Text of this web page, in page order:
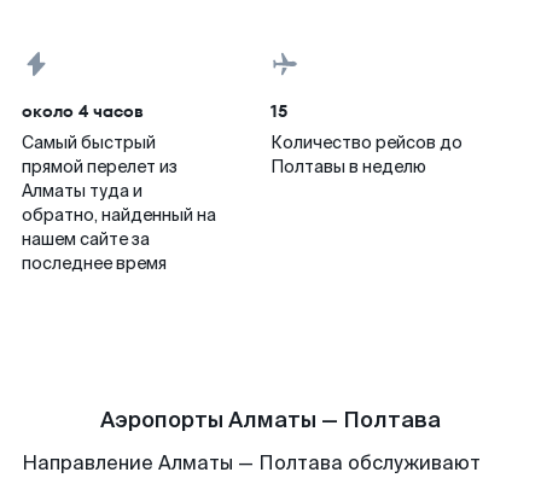
около 4 часов
Самый быстрый
прямой перелет из
Алматы туда и
обратно, найденный на
нашем сайте за
последнее время
15
Количество рейсов до
Полтавы в неделю
Аэропорты Алматы — Полтава
Направление Алматы — Полтава обслуживают